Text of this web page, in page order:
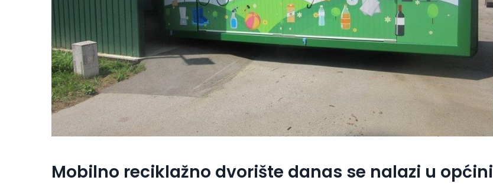
Mobilno reciklažno dvorište danas se nalazi u općini